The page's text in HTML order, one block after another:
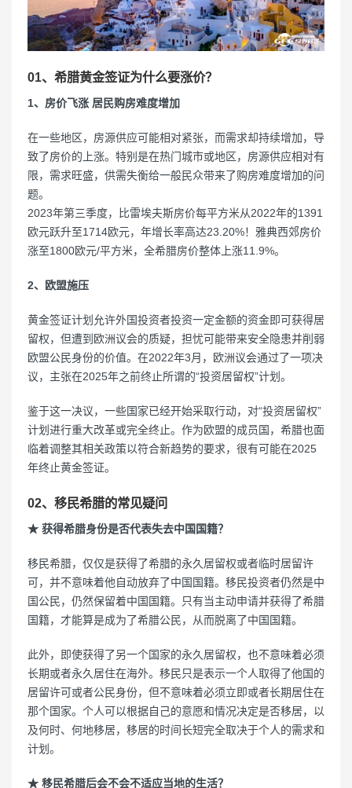
01、希腊黄金签证为什么要涨价？
1、房价飞涨 居民购房难度增加
在一些地区，房源供应可能相对紧张，而需求却持续增加，导
致了房价的上涨。特别是在热门城市或地区，房源供应相对有
限，需求旺盛，供需失衡给一般民众带来了购房难度增加的问
题。
2023年第三季度，比雷埃夫斯房价每平方米从2022年的1391
欧元跃升至1714欧元，年增长率高达23.20%！雅典西郊房价
涨至1800欧元/平方米，全希腊房价整体上涨11.9%。
2、欧盟施压
黄金签证计划允许外国投资者投资一定金额的资金即可获得居
留权，但遭到欧洲议会的质疑，担忧可能带来安全隐患并削弱
欧盟公民身份的价值。在2022年3月，欧洲议会通过了一项决
议，主张在2025年之前终止所谓的“投资居留权”计划。
鉴于这一决议，一些国家已经开始采取行动，对“投资居留权”
计划进行重大改革或完全终止。作为欧盟的成员国，希腊也面
临着调整其相关政策以符合新趋势的要求，很有可能在2025
年终止黄金签证。
02、移民希腊的常见疑问
★ 获得希腊身份是否代表失去中国国籍？
移民希腊，仅仅是获得了希腊的永久居留权或者临时居留许
可，并不意味着他自动放弃了中国国籍。移民投资者仍然是中
国公民，仍然保留着中国国籍。只有当主动申请并获得了希腊
国籍，才能算是成为了希腊公民，从而脱离了中国国籍。
此外，即使获得了另一个国家的永久居留权，也不意味着必须
长期或者永久居住在海外。移民只是表示一个人取得了他国的
居留许可或者公民身份，但不意味着必须立即或者长期居住在
那个国家。个人可以根据自己的意愿和情况决定是否移居，以
及何时、何地移居，移居的时间长短完全取决于个人的需求和
计划。
★ 移民希腊后会不会不适应当地的生活？